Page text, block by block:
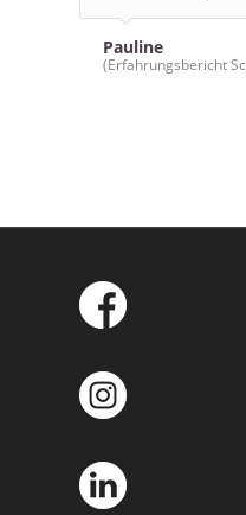
Pauline
(Erfahrungsbericht